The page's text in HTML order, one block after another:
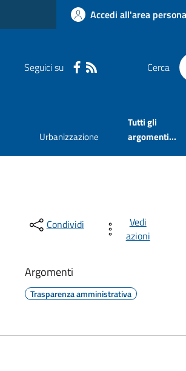
Accedi all'area
Seguici su Cerca
Urbanizzazione
Tutti gli
argomenti...
Condividi
Vedi
azioni
Argomenti
Trasparenza amministrativa